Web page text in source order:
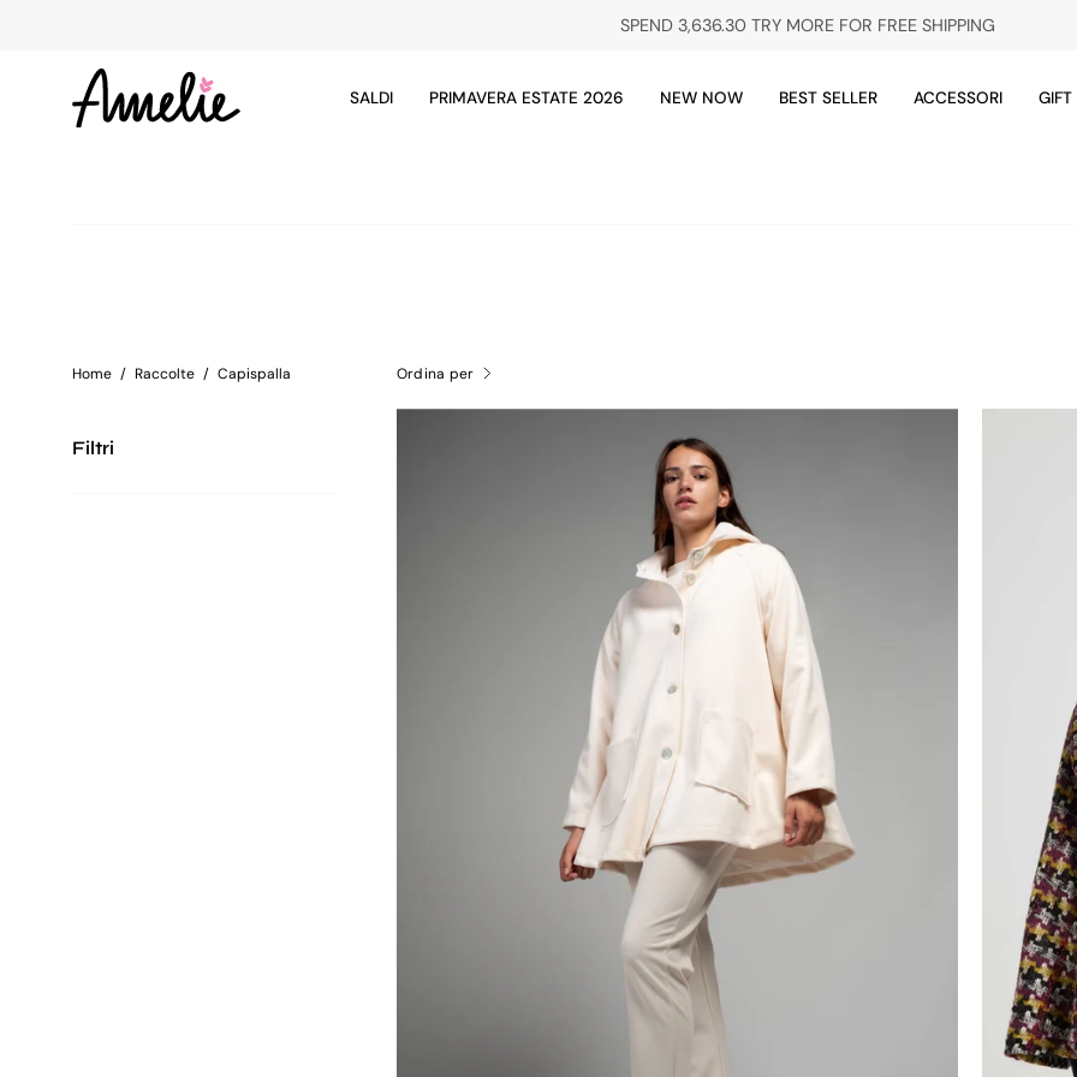
SPEND 3,636.30 TRY MORE FOR FREE SHIPPING
SALDI PRIMAVERA ESTATE 2026 NEW NOW BEST SELLER ACCESSORI GIFT
Home / Raccolte / Capispalla Ordina per
Filtri
con
cappuccio